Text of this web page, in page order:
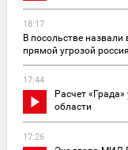
18:17
В посольстве
прямой угрозой
17:44
Расчет
области
17:26